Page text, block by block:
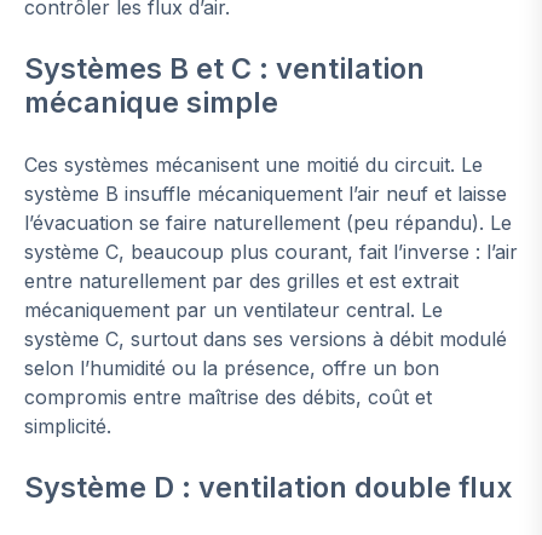
contrôler les flux d’air.
Systèmes B et C : ventilation
mécanique simple
Ces systèmes mécanisent une moitié du circuit. Le
système B insuffle mécaniquement l’air neuf et laisse
l’évacuation se faire naturellement (peu répandu). Le
système C, beaucoup plus courant, fait l’inverse : l’air
entre naturellement par des grilles et est extrait
mécaniquement par un ventilateur central. Le
système C, surtout dans ses versions à débit modulé
selon l’humidité ou la présence, offre un bon
compromis entre maîtrise des débits, coût et
simplicité.
Système D : ventilation double flux